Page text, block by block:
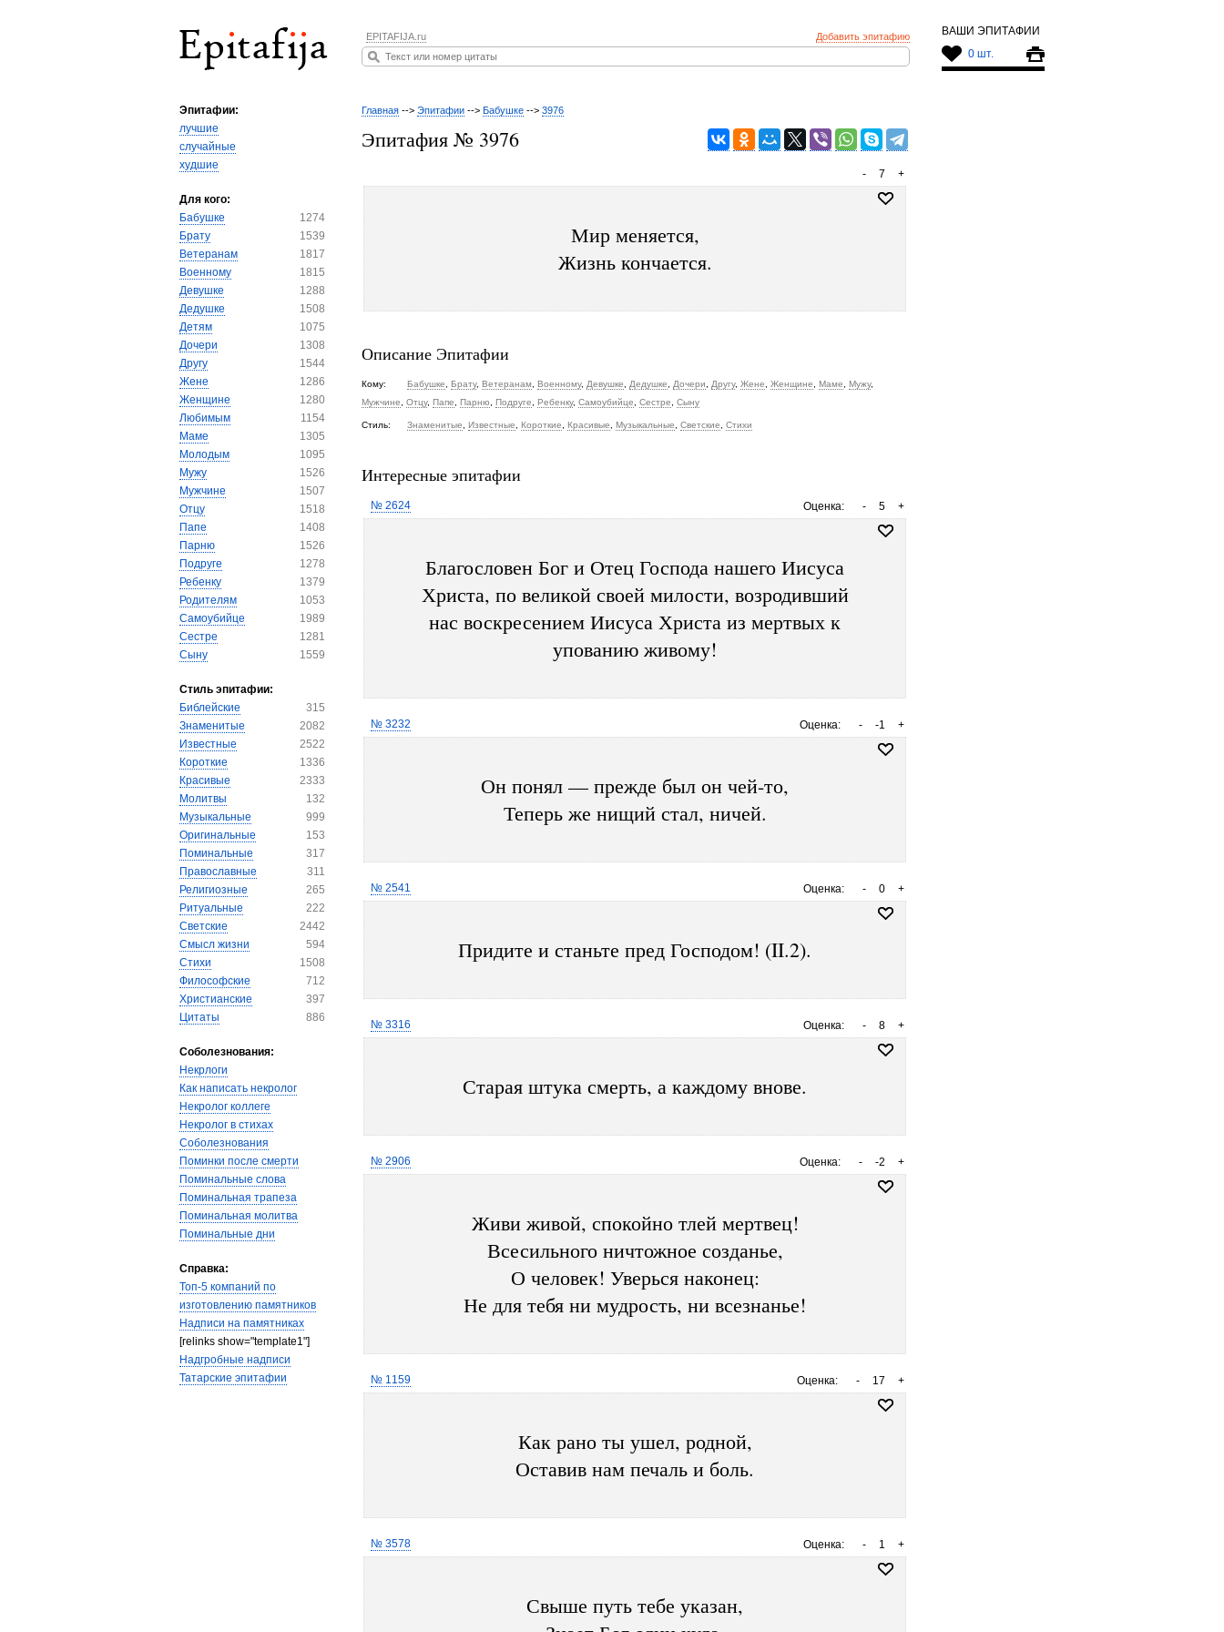
ВАШИ ЭПИТАФИИ
0 шт.
Добавить эпитафию
EPITAFIJA.ru
Эпитафии:
лучшие
случайные
худшие
Для кого:
Бабушке
1274
Брату
1539
Ветеранам
1817
Военному
1815
Девушке
1288
Дедушке
1508
Детям
1075
Дочери
1308
Другу
1544
Жене
1286
Женщине
1280
Любимым
1154
Маме
1305
Молодым
1095
Мужу
1526
Мужчине
1507
Отцу
1518
Папе
1408
Парню
1526
Подруге
1278
Ребенку
1379
Родителям
1053
Самоубийце
1989
Сестре
1281
Сыну
1559
Стиль эпитафии:
Библейские
315
Знаменитые
2082
Известные
2522
Короткие
1336
Красивые
2333
Молитвы
132
Музыкальные
999
Оригинальные
153
Поминальные
317
Православные
311
Религиозные
265
Ритуальные
222
Светские
2442
Смысл жизни
594
Стихи
1508
Философские
712
Христианские
397
Цитаты
886
Соболезнования:
Некрлоги
Как написать некролог
Некролог коллеге
Некролог в стихах
Соболезнования
Поминки после смерти
Поминальные слова
Поминальная трапеза
Поминальная молитва
Поминальные дни
Справка:
Топ-5 компаний по
изготовлению памятников
Надписи на памятниках
[relinks show="template1"]
Надгробные надписи
Татарские эпитафии
Главная --> Эпитафии --> Бабушке --> 3976
Эпитафия № 3976
+
7
-
Мир меняется,
Жизнь кончается.
Описание Эпитафии
Кому: Бабушке Брату, Ветеранам Военному, Девушке Дедушке Дочери Другу, Жене Женщине Маме Мужу,
Мужчине
Отцу, Папе Парню Подруге Ребенку, Самоубийце Сестре Сыну
Стиль: Знаменитые Известные Короткие Красивые Музыкальные Светские Стихи
Интересные эпитафии
Оценка: +
5
-
№ 2624
Благословен Бог и Отец Господа нашего Иисуса
Христа, по великой своей милости, возродивший
нас воскресением Иисуса Христа из мертвых к
упованию живому!
Оценка: +
-1
-
№ 3232
Он понял — прежде был он чей-то,
Теперь же нищий стал, ничей.
Оценка: +
0
-
№ 2541
Придите и станьте пред Господом! (II.2).
Оценка: +
8
-
№ 3316
Старая штука смерть, а каждому внове.
Оценка: +
-2
-
№ 2906
Живи живой, спокойно тлей мертвец!
Всесильного ничтожное созданье,
О человек! Уверься наконец:
Не для тебя ни мудрость, ни всезнанье!
Оценка: +
17
-
№ 1159
Как рано ты ушел, родной,
Оставив нам печаль и боль.
Оценка: +
1
-
№ 3578
Свыше путь тебе указан,